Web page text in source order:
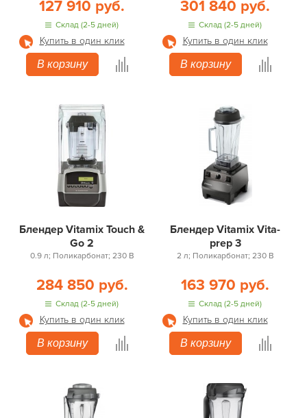
127 910 руб.
Склад (2-5 дней)
Купить в один клик
В корзину
301 840 руб.
Склад (2-5 дней)
Купить в один клик
В корзину
Блендер Vitamix Touch &
Go 2
0.9 л; Поликарбонат; 230 В
284 850 руб.
Склад (2-5 дней)
Купить в один клик
В корзину
Блендер Vitamix Vita-
prep 3
2 л; Поликарбонат; 230 В
163 970 руб.
Склад (2-5 дней)
Купить в один клик
В корзину